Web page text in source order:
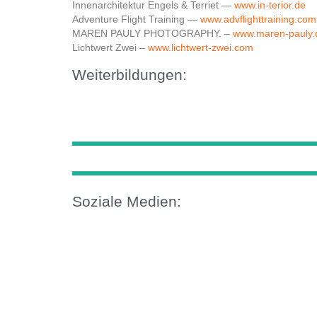
Innenarchitektur Engels & Terriet — www.in-terior.de
Adventure Flight Training — www.advflighttraining.com
MAREN PAULY PHOTOGRAPHY. – www.maren-
Lichtwert Zwei – www.lichtwert-zwei.com
Weiterbildungen:
Soziale Medien: